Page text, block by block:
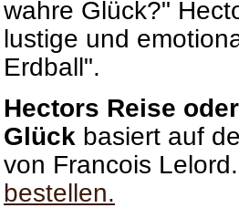
wahre Glück?"
lustige und
Erdball".
Hectors Reise
Glück basiert auf
von Francois
bestellen.